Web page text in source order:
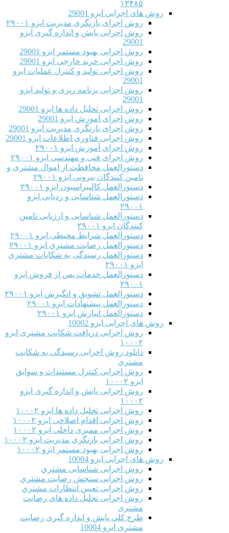
۱۳۴۸۵
روش های اجرایی ایزو 29001
روش اجرای بازنگری مدیریت ایزو ۲۹۰۰۱
روش اجرایی پایش و اندازه گیری ایزو
29001
روش اجرایی بهبود مستمر ایزو 29001
روش اجرایی خرید خارجی ایزو 29001
روش اجرایی تولید و کنترل عملیات ایزو
29001
روش اجرایی برنامه ریزی و تولید ایزو
29001
روش اجرایی تحلیل داده ها ایزو 29001
روش اجرای آموزش ایزو 29001
روش اجرای بازنگری مدیریت ایزو 29001
روش اجرایی فناوری اطلاعات ایزو 29001
روش اجرای آموزش ایزو ۲۹۰۰۱
روش اجرای فنی و مهندسی ایزو ۲۹۰۰۱
دستورالعمل محافظت از اموال مشتری و
تامین کنندگان بیرونی ایزو ۲۹۰۰۱
دستورالعمل کالیبراسیون ایزو ۲۹۰۰۱
دستورالعمل شناسایی و ردیابی ایزو
۲۹۰۰۱
دستورالعمل شناسایی و ارزیابی تامین
کنندگان ایزو ۲۹۰۰۱
دستورالعمل شرایط محیطی ایزو ۲۹۰۰۱
دستورالعمل رضایت مشتری ایزو ۲۹۰۰۱
دستورالعمل رسیدگی به شکایات مشتری
ایزو ۲۹۰۰۱
دستورالعمل خدمات پس از فروش ایزو
۲۹۰۰۱
دستورالعمل تشویق و انگیزش ایزو ۲۹۰۰۱
دستورالعمل پیشنهادات ایزو ۲۹۰۰۱
دستورالعمل انبارش ایزو ۲۹۰۰۱
روش های اجرایی ایزو 10002
روش اجرایی دریافت شکایت مشتری ایزو
۱۰۰۰۲
دانلود روش اجرایی رسیدگی به شکایت
مشتری
روش اجرایی کنترل مستندات و سوابق
ایزو ۱۰۰۰۲
روش اجرایی پایش و اندازه گیری ایزو
۱۰۰۰۲
روش اجرایی تحلیل داده ها ایزو ۱۰۰۰۲
روش اجرایی اقدام اصلاحی ایزو ۱۰۰۰۲
روش اجرایی ممیزی داخلی ایزو ۱۰۰۰۲
روش اجرایی بازنگری مدیریت ایزو ۱۰۰۰۲
روش اجرایی بهبود مستمر ایزو ۱۰۰۰۲
روش های اجرایی ایزو 10004
روش اجرایی شناسایی مشتري
روش اجرایی سنجش رضایت مشتري
روش اجرایی تعیین انتظارات مشتري
روش اجرایی تحلیل داده های رضایت
مشتری
طرح کلی پایش و اندازه گیری رضایت
مشتری ایزو 10004